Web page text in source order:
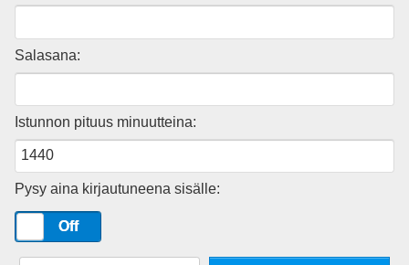
Salasana:
Istunnon pituus minuutteina:
Pysy aina kirjautuneena sisälle:
Off